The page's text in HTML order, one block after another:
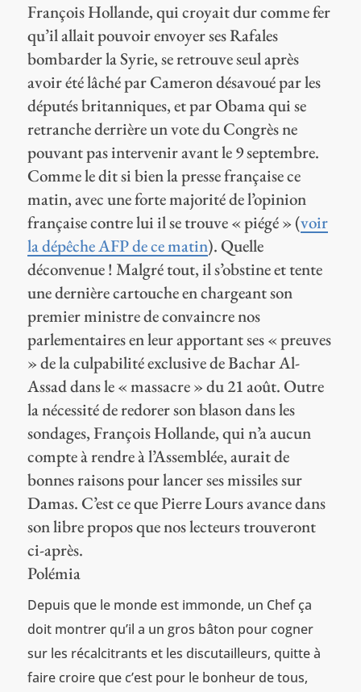
François Hollande, qui croyait dur comme fer
qu’il allait pouvoir envoyer ses Rafales
bombarder la Syrie, se retrouve seul après
avoir été lâché par Cameron désavoué par les
députés britanniques, et par Obama qui se
retranche derrière un vote du Congrès ne
pouvant pas intervenir avant le 9 septembre.
Comme le dit si bien la presse française ce
matin, avec une forte majorité de l’opinion
française contre lui il se trouve « piégé » (voir
la dépêche AFP de ce matin). Quelle
déconvenue ! Malgré tout, il s’obstine et tente
une dernière cartouche en chargeant son
premier ministre de convaincre nos
parlementaires en leur apportant ses « preuves
» de la culpabilité exclusive de Bachar Al-
Assad dans le « massacre » du 21 août. Outre
la nécessité de redorer son blason dans les
sondages, François Hollande, qui n’a aucun
compte à rendre à l’Assemblée, aurait de
bonnes raisons pour lancer ses missiles sur
Damas. C’est ce que Pierre Lours avance dans
son libre propos que nos lecteurs trouveront
ci-après.
Polémia
Depuis que le monde est immonde, un Chef ça
doit montrer qu’il a un gros bâton pour cogner
sur les récalcitrants et les discutailleurs, quitte à
faire croire que c’est pour le bonheur de tous,